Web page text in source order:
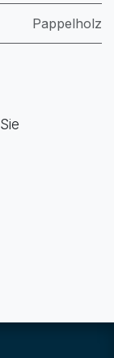
Pappelholz